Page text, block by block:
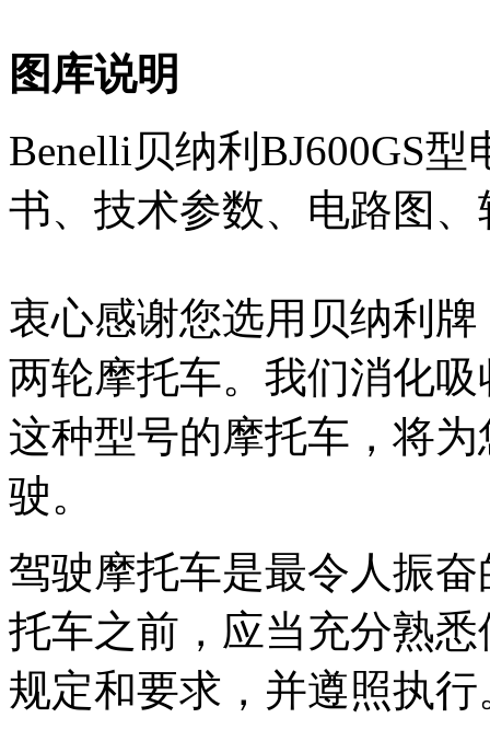
图库说明
Benelli贝纳利BJ600GS
书、技术参数、电路图、
衷心感谢您选用贝纳利
两轮摩托车。我们消化
这种型号的摩托车，将
驶。
驾驶摩托车是最令人振
托车之前，应当充分熟
规定和要求，并遵照执行